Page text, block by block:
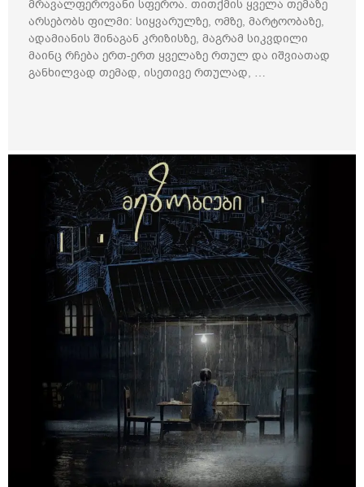
მრავალფეროვანი სფეროა. თითქმის ყველა თემაზე
არსებობს ფილმი: სიყვარულზე, ომზე, მარტოობაზე,
ადამიანის შინაგან კრიზისზე, მაგრამ სიკვდილი
მაინც რჩება ერთ-ერთ ყველაზე რთულ და იშვიათად
განხილვად თემად, ისეთივე რთულად, …